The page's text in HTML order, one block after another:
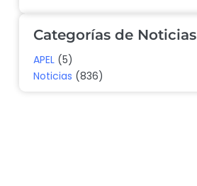
Categorías de Noticias
APEL(5)
Noticias (836)